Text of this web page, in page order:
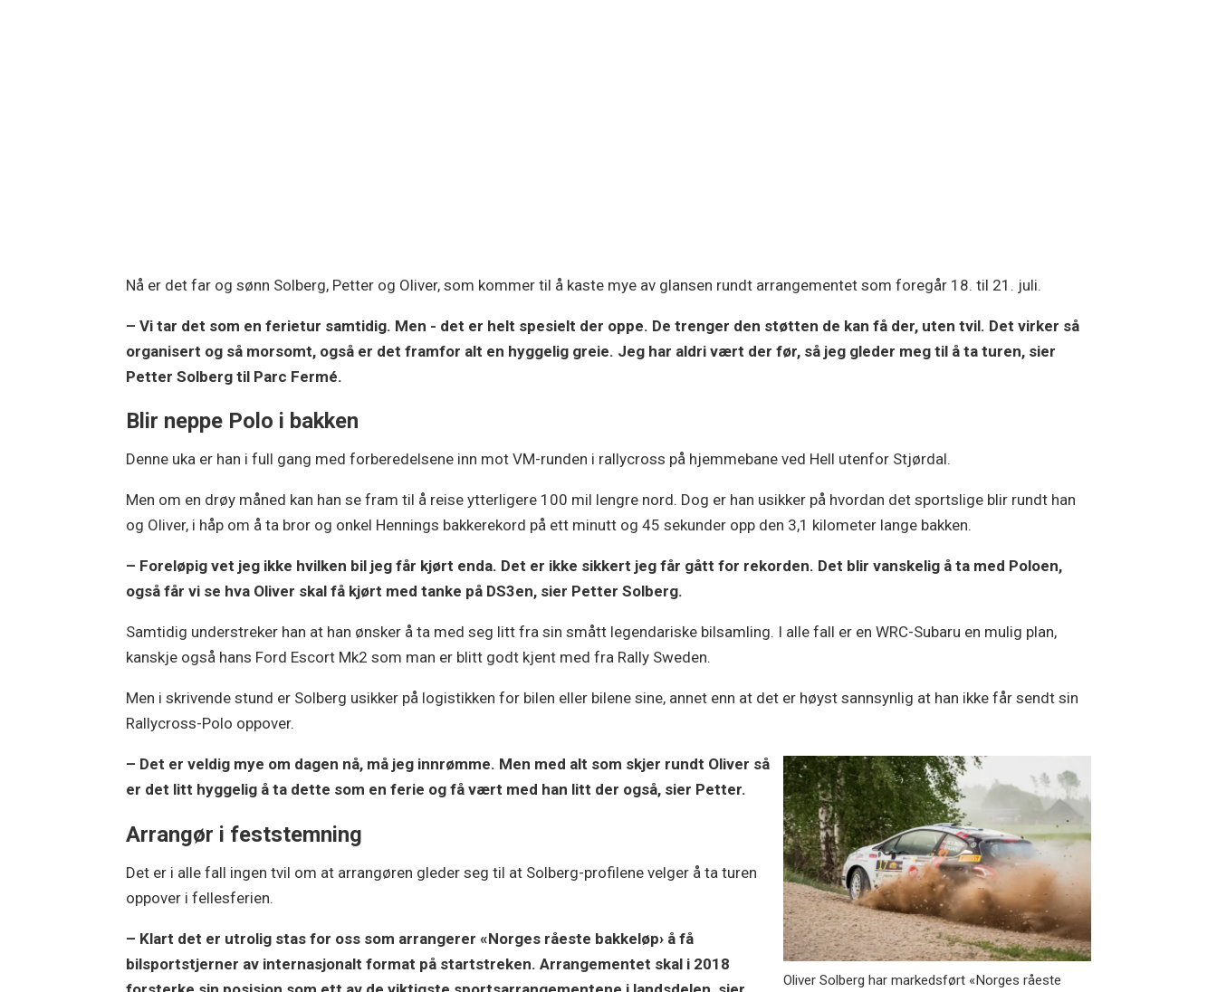
Nå er det far og sønn Solberg, Petter og Oliver, som kommer til å kaste mye av glansen rundt arrangementet som foregår 18. til 21. juli.
– Vi tar det som en ferietur samtidig. Men - det er helt spesielt der oppe. De trenger den støtten de kan få der, uten tvil. Det virker så
organisert og så morsomt, også er det framfor alt en hyggelig greie. Jeg har aldri vært der før, så jeg gleder meg til å ta turen, sier
Petter Solberg til Parc Fermé.
Blir neppe Polo i bakken
Denne uka er han i full gang med forberedelsene inn mot VM-runden i rallycross på hjemmebane ved Hell utenfor Stjørdal.
Men om en drøy måned kan han se fram til å reise ytterligere 100 mil lengre nord. Dog er han usikker på hvordan det sportslige blir rundt han
og Oliver, i håp om å ta bror og onkel Hennings bakkerekord på ett minutt og 45 sekunder opp den 3,1 kilometer lange bakken.
– Foreløpig vet jeg ikke hvilken bil jeg får kjørt enda. Det er ikke sikkert jeg får gått for rekorden. Det blir vanskelig å ta med Poloen,
også får vi se hva Oliver skal få kjørt med tanke på DS3en, sier Petter Solberg.
Samtidig understreker han at han ønsker å ta med seg litt fra sin smått legendariske bilsamling. I alle fall er en WRC-Subaru en mulig plan,
kanskje også hans Ford Escort Mk2 som man er blitt godt kjent med fra Rally Sweden.
Men i skrivende stund er Solberg usikker på logistikken for bilen eller bilene sine, annet enn at det er høyst sannsynlig at han ikke får sendt sin
Rallycross-Polo oppover.
Oliver Solberg har markedsført «Norges råeste
– Det er veldig mye om dagen nå, må jeg innrømme. Men med alt som skjer rundt Oliver så
er det litt hyggelig å ta dette som en ferie og få vært med han litt der også, sier Petter.
Arrangør i feststemning
Det er i alle fall ingen tvil om at arrangøren gleder seg til at Solberg-profilene velger å ta turen
oppover i fellesferien.
– Klart det er utrolig stas for oss som arrangerer «Norges råeste bakkeløp› å få
bilsportstjerner av internasjonalt format på startstreken. Arrangementet skal i 2018